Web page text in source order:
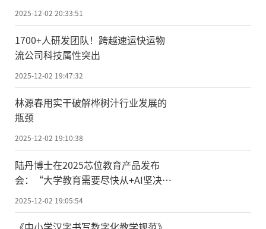
2025-12-02 20:33:51
1700+人研发团队！跨越速运快运物
流公司科技属性突出
2025-12-02 19:47:32
林源春用实干破解桦树汁行业发展的
瓶颈
2025-12-02 19:10:38
陆丹博士在2025芯位教育产品发布
会：“大学教育需要尽快从+AI坚决地
2025-12-02 19:05:54